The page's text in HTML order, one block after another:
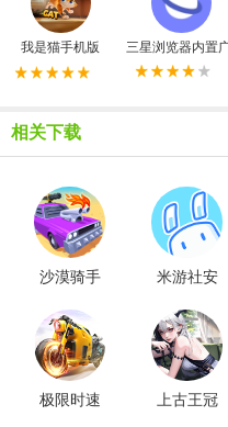
我是猫手机版 三星浏览器内置
相关下载
沙漠骑手
米游社安
极限时速 上古王冠